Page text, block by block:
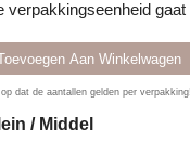
verpakkingseenheid
op dat de aantallen gelden per
/ Middel